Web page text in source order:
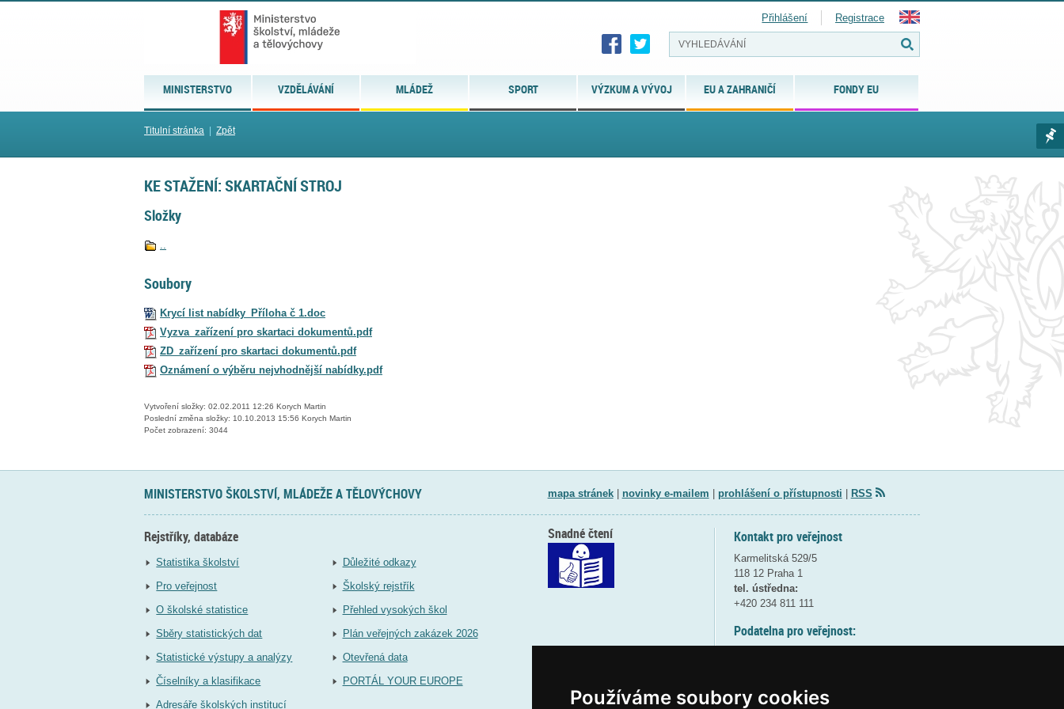
Používáme soubory cookies
MINISTERSTVO VZDĚLÁVÁNÍ MLÁDEŽ SPORT VÝZKUM A VÝVOJ EU A ZAHRANIČÍ FONDY EU
Přihlášení Registrace
Titulní stránka Zpět
KE STAŽENÍ: SKARTAČNÍ STROJ
Složky
..
Soubory
Krycí list nabídky_Příloha č 1.doc
Vyzva_zařízení pro skartaci dokumentů.pdf
ZD_zařízení pro skartaci dokumentů.pdf
Oznámení o výběru nejvhodnější nabídky.pdf
Vytvoření složky: 02.02.2011 12:26 Korych Martin
Poslední změna složky: 10.10.2013 15:56 Korych Martin
Počet zobrazení: 3044
MINISTERSTVO ŠKOLSTVÍ, MLÁDEŽE A TĚLOVÝCHOVY mapa stránek| novinky e-mailem prohlášení o přístupnosti RSS
Rejstříky, databáze
Statistika školství
Pro veřejnost
O školské statistice
Sběry statistických dat
Statistické výstupy a analýzy
Číselníky a klasifikace
Adresáře školských institucí
Důležité odkazy
Školský rejstřík
Přehled vysokých škol
Plán veřejných zakázek 2026
Otevřená data
PORTÁL YOUR EUROPE
Kontakt pro veřejnost
Karmelitská 529/5
118 12 Praha 1
tel. ústředna:
+420 234 811 111
Podatelna pro veřejnost:
Snadné čtení